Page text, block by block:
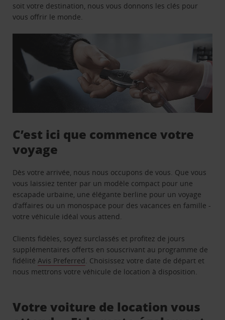
soit votre destination, nous vous donnons les clés pour
vous offrir le monde.
C’est ici que commence votre
voyage
Dès votre arrivée, nous nous occupons de vous. Que vous
vous laissiez tenter par un modèle compact pour une
escapade urbaine, une élégante berline pour un voyage
d’affaires ou un monospace pour des vacances en famille -
votre véhicule idéal vous attend.
Clients fidèles, soyez surclassés et profitez de jours
supplémentaires offerts en souscrivant au programme de
fidélitéAvis Preferred. Choisissez votre date de départ et
nous mettrons votre véhicule de location à disposition.
Votre voiture de location vous